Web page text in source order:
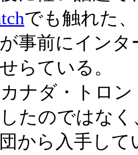
でも触れた
事前にイン
らている。
ナダ・トロン
たのではな
から入手し